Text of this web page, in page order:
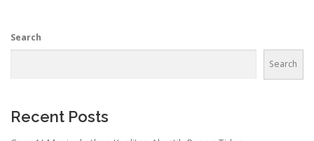
Search
Search
Recent Posts